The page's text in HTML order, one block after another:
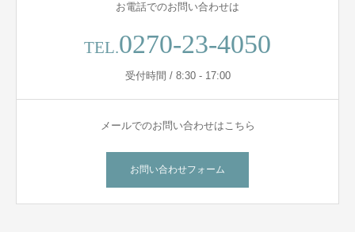
お電話でのお問い合わせは
TEL.0270-23-4050
受付時間 / 8:30 - 17:00
メールでのお問い合わせはこちら
お問い合わせフォーム